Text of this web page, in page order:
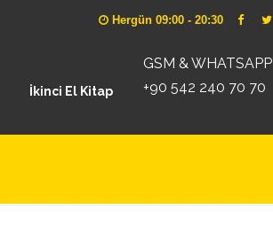
Hergün 09:00 - 20:30
GSM & WHATSAPP
+90 542 240 70 70
İkinci El Kitap